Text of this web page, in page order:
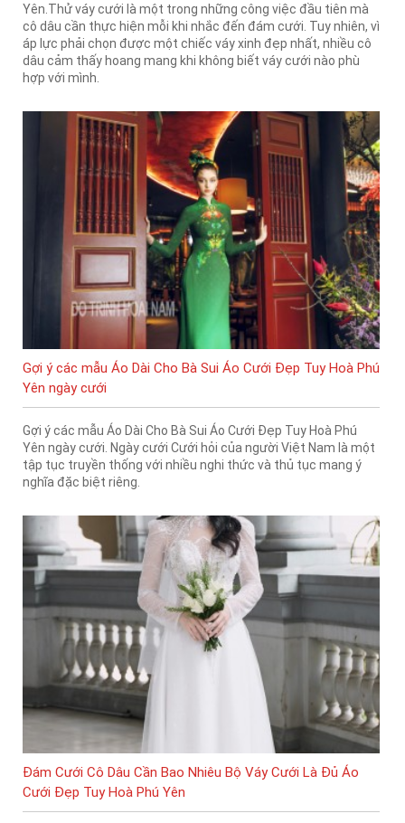
Yên.Thử váy cưới là một trong những công việc đầu tiên mà
cô dâu cần thực hiện mỗi khi nhắc đến đám cưới. Tuy nhiên, vì
áp lực phải chọn được một chiếc váy xinh đẹp nhất, nhiều cô
dâu cảm thấy hoang mang khi không biết váy cưới nào phù
hợp với mình.
Gợi ý các mẫu Áo Dài Cho Bà Sui Áo Cưới Đẹp Tuy Hoà Phú
Yên ngày cưới
Gợi ý các mẫu Áo Dài Cho Bà Sui Áo Cưới Đẹp Tuy Hoà Phú
Yên ngày cưới. Ngày cưới Cưới hỏi của người Việt Nam là một
tập tục truyền thống với nhiều nghi thức và thủ tục mang ý
nghĩa đặc biệt riêng.
Đám Cưới Cô Dâu Cần Bao Nhiêu Bộ Váy Cưới Là Đủ Áo
Cưới Đẹp Tuy Hoà Phú Yên